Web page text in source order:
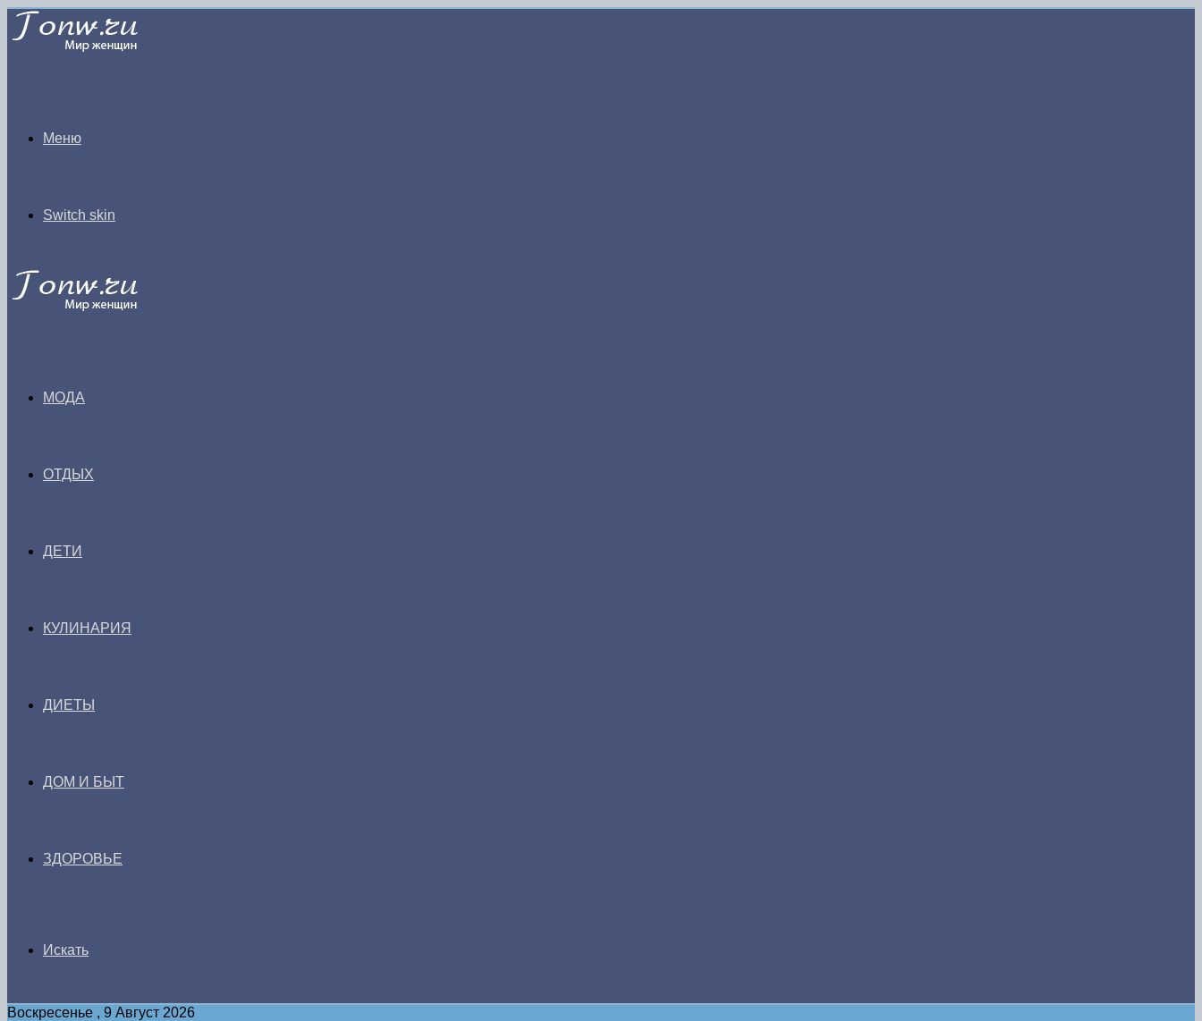
Меню
Switch skin
МОДА
ОТДЫХ
ДЕТИ
КУЛИНАРИЯ
ДИЕТЫ
ДОМ И БЫТ
ЗДОРОВЬЕ
Искать
Воскресенье , 9 Август 2026